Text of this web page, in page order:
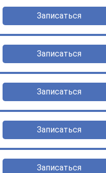
Записаться
Записаться
Записаться
Записаться
Записаться